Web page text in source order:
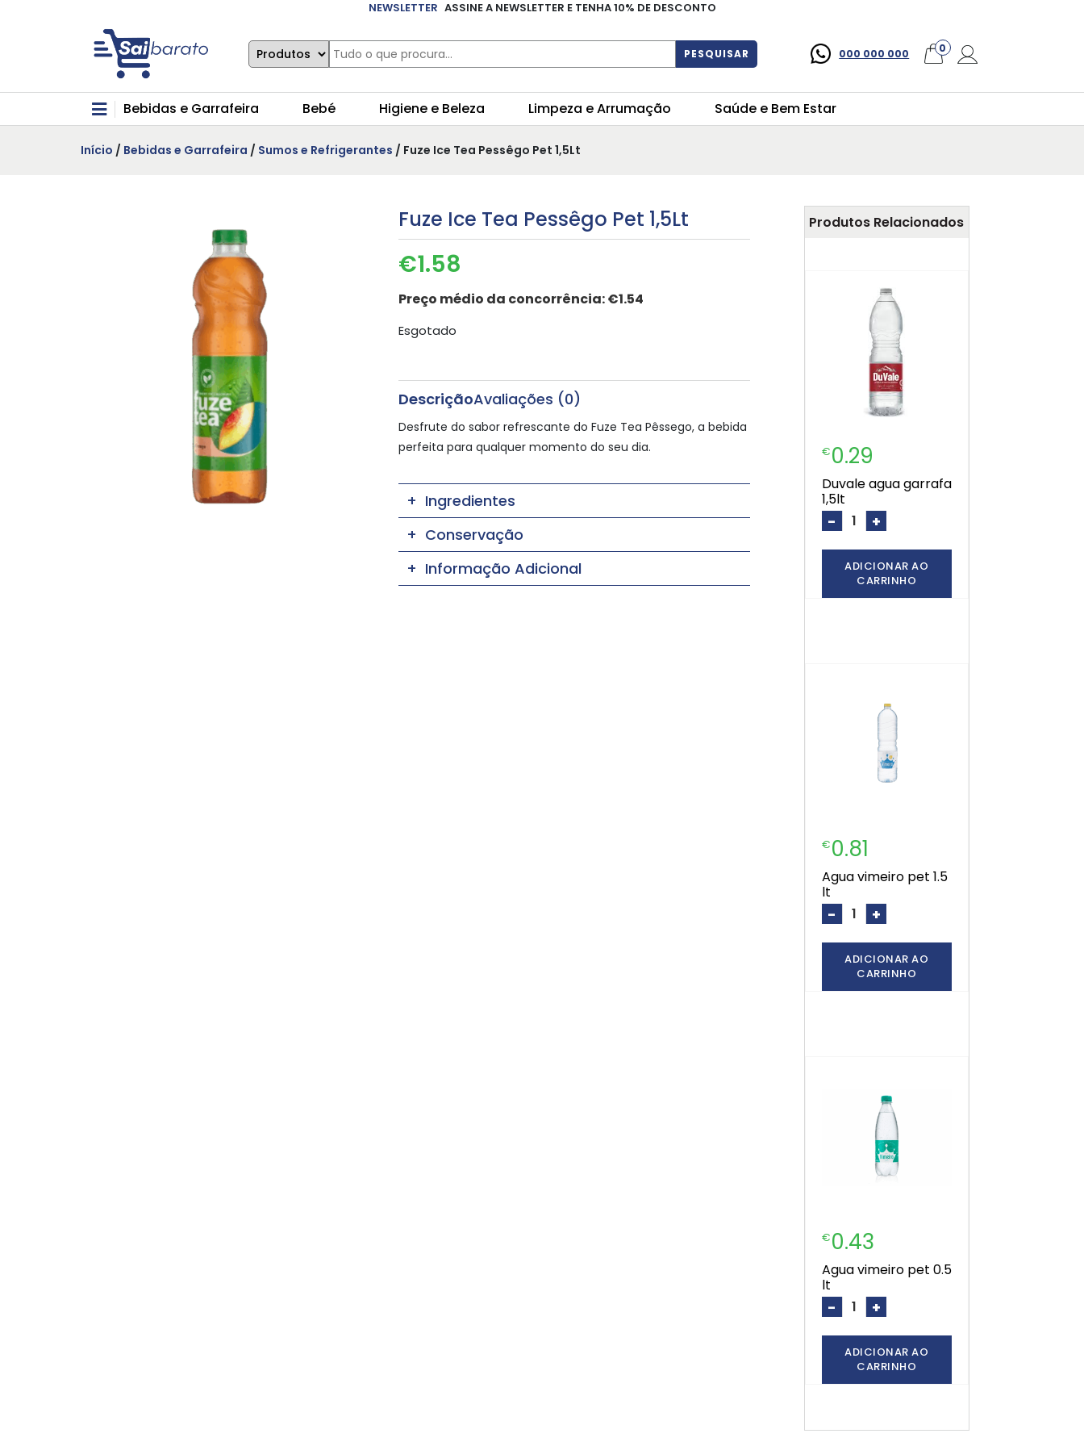
NEWSLETTER ASSINE A NEWSLETTER E TENHA 10% DE DESCONTO
PESQUISAR 000 000 000 0
Bebidas e Garrafeira Bebé Higiene e Beleza Limpeza e Arrumação Saúde e Bem Estar
Início / Bebidas e Garrafeira / Sumos e Refrigerantes / Fuze Ice Tea Pessêgo Pet 1,5Lt
Fuze Ice Tea Pessêgo Pet 1,5Lt
€1.58
Preço médio da concorrência:€1.54
Esgotado
DescriçãoAvaliações (0)
Desfrute do sabor refrescante do Fuze Tea Pêssego, a bebida
perfeita para qualquer momento do seu dia.
Ingredientes
Conservação
Informação Adicional
Produtos Relacionados
€0.29
duvale agua garrafa
1,5lt
- +
ADICIONAR AO
CARRINHO
€0.81
agua vimeiro pet 1.5
lt
- +
ADICIONAR AO
CARRINHO
€0.43
agua vimeiro pet 0.5
lt
- +
ADICIONAR AO
CARRINHO